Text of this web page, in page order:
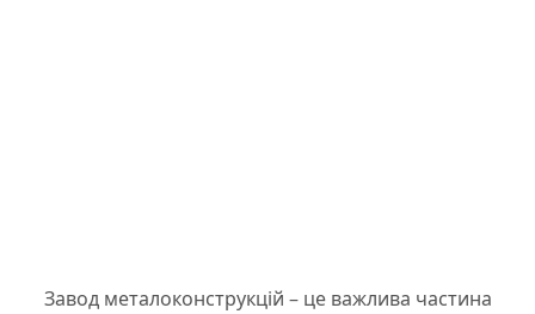
Завод металоконструкцій – це важлива частина